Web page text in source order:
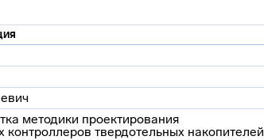
методики проектирования
контроллеров твердотельных накопителей